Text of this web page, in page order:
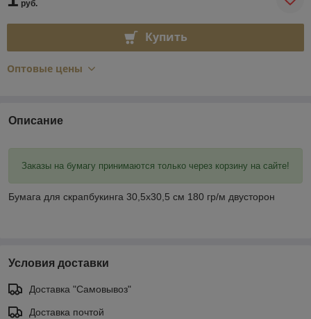
руб.
Купить
Оптовые цены
Описание
Заказы на бумагу принимаются только через корзину на сайте!
Бумага для скрапбукинга 30,5х30,5 см 180 гр/м двусторон
Условия доставки
Доставка "Самовывоз"
Доставка почтой